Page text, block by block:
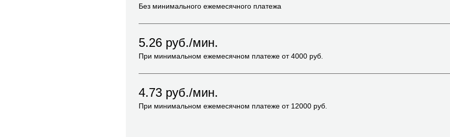
Без минимального ежемесячного платежа
5.26 руб./мин.
При минимальном ежемесячном платеже от4000 руб.
4.73 руб./мин.
При минимальном ежемесячном платеже от 12000 руб.